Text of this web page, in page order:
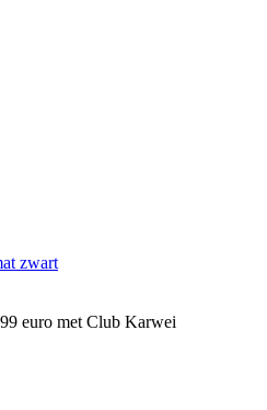
zwart
euro met Club Karwei